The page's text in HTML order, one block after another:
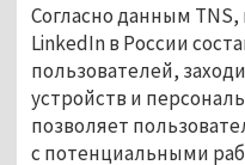
Согласно данным TNS,
LinkedIn в России
пользователей,
устройств и
позволяет
с потенциальными